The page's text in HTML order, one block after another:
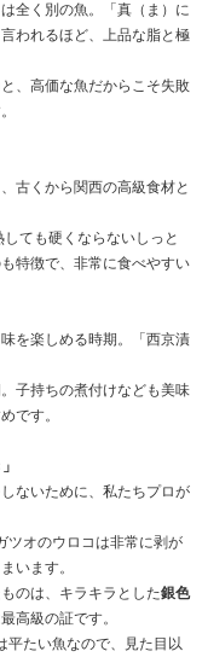
全く別の魚。「真（ま）に
われるほど、上品な脂と極
、高価な魚だからこそ失敗
古くから関西の高級食材と
ても硬くならないしっと
特徴で、非常に食べやすい
を楽しめる時期。「西京漬
子持ちの煮付けなども美味
です。
ないために、私たちプロが
ツオのウロコは非常に剥が
います。
のは、キラキラとした銀色
高級の証です。
平たい魚なので、見た目以